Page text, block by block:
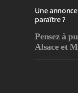
Une
paraître ?
Pensez à
Alsace et